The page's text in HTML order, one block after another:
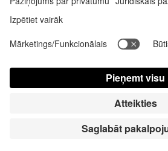
Contact us today
Lietošanas instrukcija Kontakti